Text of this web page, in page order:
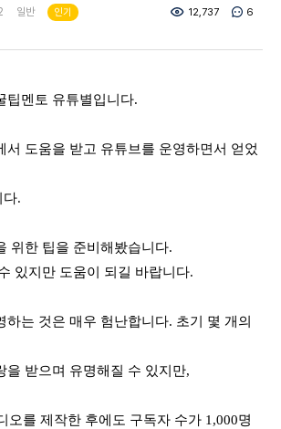
일반 인기 12,737 6
팁멘토 유튜별입니다.
서 도움을 받고 유튜브를 운영하면서 얻었
다.
위한 팁을 준비해봤습니다.
있지만 도움이 되길 바랍니다.
하는 것은 매우 험난합니다. 초기 몇 개의
을 받으며 유명해질 수 있지만,
오를 제작한 후에도 구독자 수가 1,000명